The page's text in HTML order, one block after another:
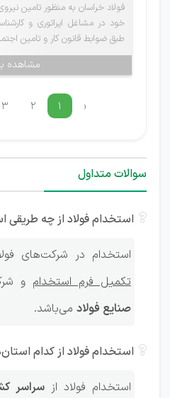
خود در مشاغل اپراتوری و
طبق ضوابط قانون کار و تامین
مشاهده
‹ ۱ ۲ ۳
سوالات متداول
استخدام فولاد از چه طریقی
استخدام در شرکت‌های
تکمیل فرم استخدام و
صنایع فولاد می‌باشد.
استخدام فولاد از کدام
استخدام فولاد از سراسر